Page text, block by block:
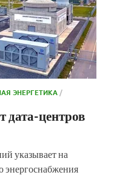
ЭНЕРГЕТИКА /
дата-центров
указывает на
энергоснабжения